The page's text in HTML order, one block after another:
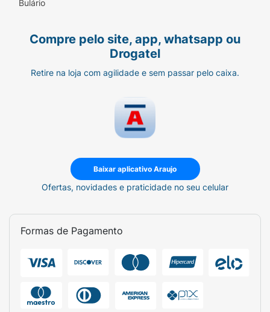
Bulário
Compre pelo site, app, whatsapp ou
Drogatel
Retire na loja com agilidade e sem passar pelo caixa.
Baixar aplicativo Araujo
Ofertas, novidades e praticidade no seu celular
Formas de Pagamento